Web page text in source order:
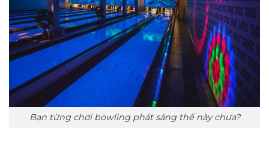
Bạn từng chơi bowling phát sáng thế này chưa?